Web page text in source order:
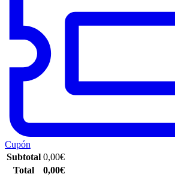
Cupón
Subtotal 0,00€
Total
0,00€